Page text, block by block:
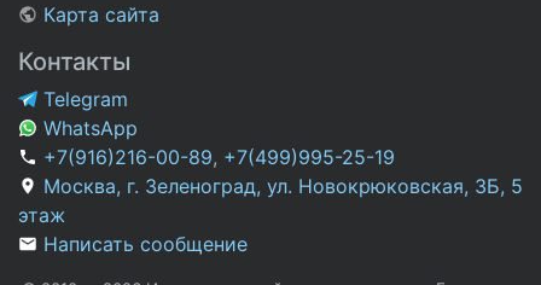
Карта сайта
Контакты
Telegram
WhatsApp
+7(916)216-00-89, +7(499)995-25-19
Москва, г. Зеленоград, ул. Новокрюковская, 3Б, 5
этаж
Написать сообщение